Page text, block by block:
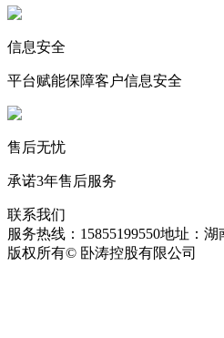
信息安全
平台赋能保障客户信息安全
售后无忧
承诺3年售后服务
联系我们
服务热线：15855199550地址：湖
版权所有© 卧涛控股有限公司